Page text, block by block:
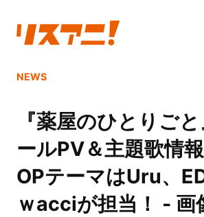
NEWS
『薬屋のひとりご
ールPV＆主題歌情
OPテーマはUru、
ｗacciが担当！ - 画